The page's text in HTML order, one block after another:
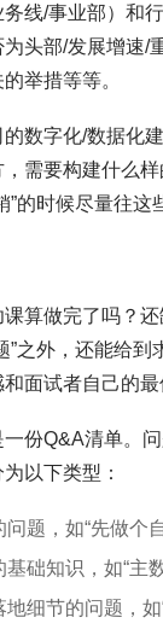
线/事业部）和
头部/发展增速
举措等等。
数字化/数据化
需要构建什么
的时候尽量往这
算做完了吗？
”之外，还能给
面试者自己的最
份Q&A清单。
以下类型：
题，如“先做个
础知识，如“主
细节的问题，